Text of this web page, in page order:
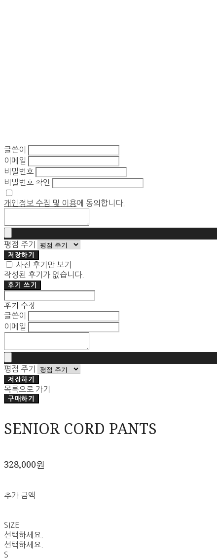
글쓴이
이메일
비밀번호
비밀번호 확인
개인정보 수집 및 이용에 동의합니다.
평점 주기
저장하기
사진 후기만 보기
작성된 후기가 없습니다.
후기 쓰기
후기 수정
글쓴이
이메일
평점 주기
저장하기
목록으로 가기
구매하기
SENIOR CORD PANTS
328,000원
추가 금액
SIZE
선택하세요.
선택하세요.
S